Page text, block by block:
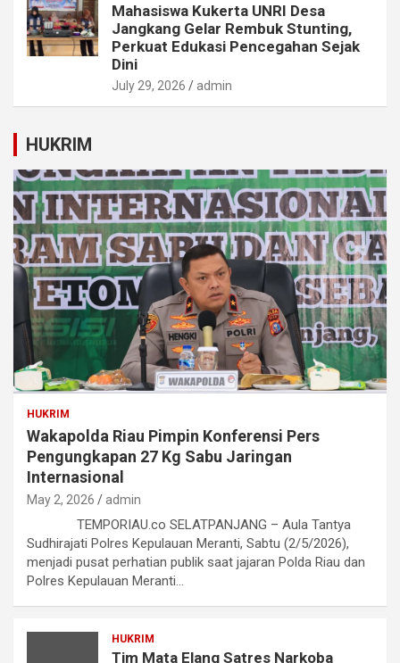
Mahasiswa Kukerta UNRI Desa
Jangkang Gelar Rembuk Stunting,
Perkuat Edukasi Pencegahan Sejak
Dini
July 29, 2026 admin
HUKRIM
HUKRIM
Wakapolda Riau Pimpin Konferensi Pers
Pengungkapan 27 Kg Sabu Jaringan
Internasional
May 2, 2026 admin
TEMPORIAU.co SELATPANJANG – Aula Tantya
Sudhirajati Polres Kepulauan Meranti, Sabtu (2/5/2026),
menjadi pusat perhatian publik saat jajaran Polda Riau dan
Polres Kepulauan Meranti…
HUKRIM
Tim Mata Elang Satres Narkoba